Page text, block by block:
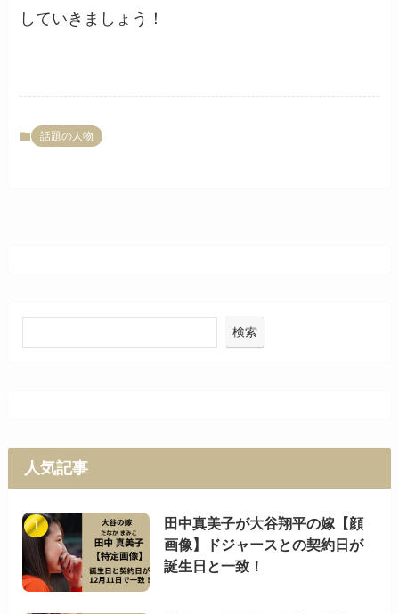
していきましょう！
話題の人物
検索
人気記事
田中真美子が大谷翔平の嫁【顔
画像】ドジャースとの契約日が
誕生日と一致！